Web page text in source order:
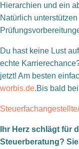
Hierarchien und ein
Natürlich
Du hast keine Lust
echte
jetzt! Am besten
worbis.de.Bis bald
Ihr Herz schlägt für
Steuerberatung?